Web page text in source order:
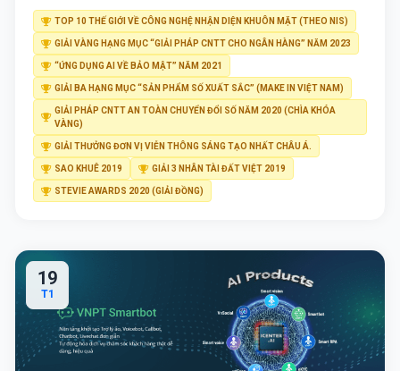
online. Theo đó, thay vì trực tiếp đến văn phòng, điểm giao
dịch để đối chiếu chứng từ giấy, thì với eKYC, khách […]
TOP 10 THẾ GIỚI VỀ CÔNG NGHỆ NHẬN DIỆN KHUÔN MẶT (THEO NIS)
GIẢI VÀNG HẠNG MỤC “GIẢI PHÁP CNTT CHO NGÂN HÀNG” NĂM 2023
“ỨNG DỤNG AI VỀ BẢO MẬT” NĂM 2021
GIẢI BA HẠNG MỤC “SẢN PHẨM SỐ XUẤT SẮC” (MAKE IN VIỆT NAM)
GIẢI PHÁP CNTT AN TOÀN CHUYỂN ĐỔI SỐ NĂM 2020 (CHÌA KHÓA
VÀNG)
GIẢI THƯỞNG ĐƠN VỊ VIỄN THÔNG SÁNG TẠO NHẤT CHÂU Á.
SAO KHUÊ 2019 GIẢI 3 NHÂN TÀI ĐẤT VIỆT 2019
STEVIE AWARDS 2020 (GIẢI ĐỒNG)
19
T1